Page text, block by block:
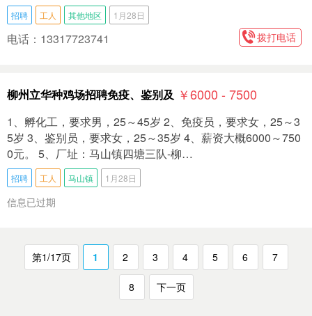
招聘 工人 其他地区 1月28日
电话：13317723741 拨打电话
柳州立华种鸡场招聘免疫、鉴别及 ￥6000 - 7500
1、孵化工，要求男，25～45岁 2、免疫员，要求女，25～3
5岁 3、鉴别员，要求女，25～35岁 4、薪资大概6000～750
0元。 5、厂址：马山镇四塘三队-柳…
招聘 工人 马山镇 1月28日
信息已过期
第1/17页 1 2 3 4 5 6 7
8 下一页